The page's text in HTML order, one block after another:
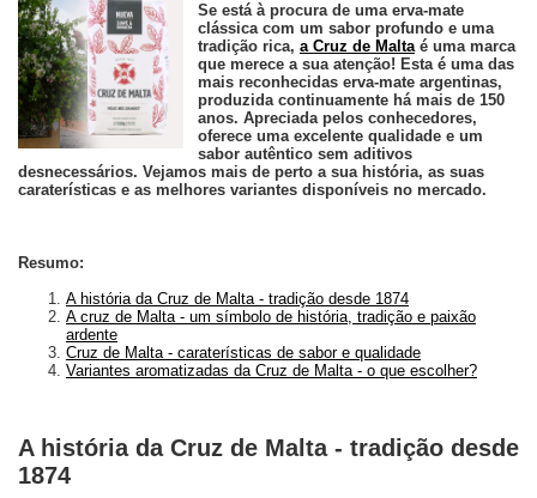
Se está à procura de uma erva-mate
clássica com um sabor profundo e uma
tradição rica, a Cruz de Maltaé uma marca
que merece a sua atenção! Esta é uma das
mais reconhecidas erva-mate argentinas,
produzida continuamente há mais de 150
anos. Apreciada pelos conhecedores,
oferece uma excelente qualidade e um
sabor autêntico sem aditivos
desnecessários. Vejamos mais de perto a sua história, as suas
caraterísticas e as melhores variantes disponíveis no mercado.
Resumo:
A história da Cruz de Malta - tradição desde 1874
A cruz de Malta - um símbolo de história, tradição e paixão
ardente
Cruz de Malta - caraterísticas de sabor e qualidade
Variantes aromatizadas da Cruz de Malta - o que escolher?
A história da Cruz de Malta - tradição desde
1874